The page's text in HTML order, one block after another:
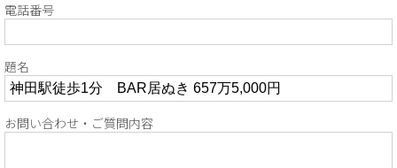
電話番号
題名
お問い合わせ・ご質問内容